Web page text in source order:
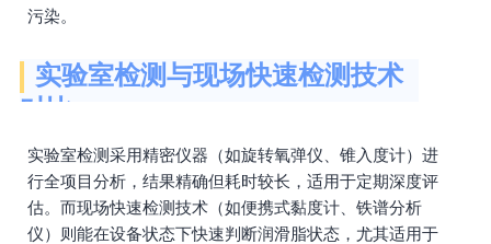
污染。
实验室检测与现场快速检测技术
对比
实验室检测采用精密仪器（如旋转氧弹仪、锥入度计）进
行全项目分析，结果精确但耗时较长，适用于定期深度评
估。而现场快速检测技术（如便携式黏度计、铁谱分析
仪）则能在设备状态下快速判断润滑脂状态，尤其适用于